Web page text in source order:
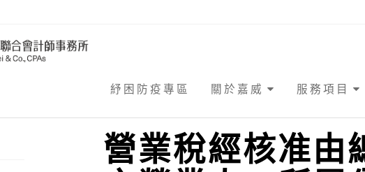
紓困防疫專區 關於嘉威 服務項目
營業稅經核准由